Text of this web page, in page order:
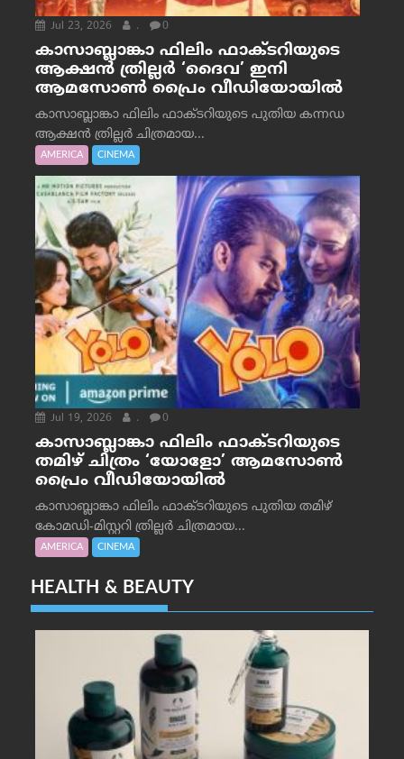
Jul 23, 2026 . 0
കാസാബ്ലാങ്കാ ഫിലിം ഫാക്ടറിയുടെ
ആക്ഷൻ ത്രില്ലർ ‘ദൈവ’ ഇനി
ആമസോൺ പ്രൈം വീഡിയോയിൽ
കാസാബ്ലാങ്കാ ഫിലിം ഫാക്ടറിയുടെ പുതിയ കന്നഡ
ആക്ഷൻ ത്രില്ലർ ചിത്രമായ...
AMERICA CINEMA
Jul 19, 2026 . 0
കാസാബ്ലാങ്കാ ഫിലിം ഫാക്ടറിയുടെ
തമിഴ് ചിത്രം ‘യോളോ’ ആമസോൺ
പ്രൈം വീഡിയോയിൽ
കാസാബ്ലാങ്കാ ഫിലിം ഫാക്ടറിയുടെ പുതിയ തമിഴ്
കോമഡി-മിസ്റ്ററി ത്രില്ലർ ചിത്രമായ...
AMERICA CINEMA
HEALTH & BEAUTY